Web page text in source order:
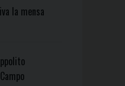
la mensa